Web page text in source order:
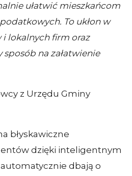
ułatwić mieszkańcom
To ukłon w
lokalnych firm oraz
na załatwienie
z Urzędu Gminy
błyskawiczne
dzięki inteligentnym
dbają o